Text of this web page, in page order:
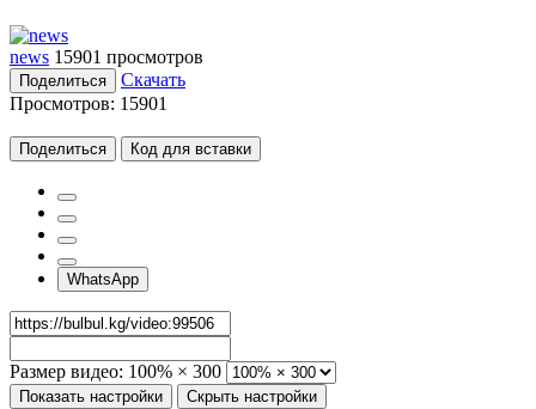
news 15901 просмотров
Поделиться
Скачать
Просмотров: 15901
Поделиться Код для вставки
WhatsApp
Размер видео: 100% × 300
Показать настройки Скрыть настройки